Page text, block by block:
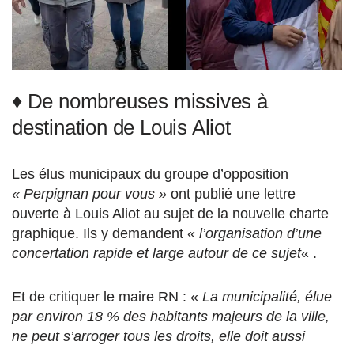
♦ De nombreuses missives à
destination de Louis Aliot
Les élus municipaux du groupe d’opposition
« Perpignan pour vous » ont publié une lettre
ouverte à Louis Aliot au sujet de la nouvelle charte
graphique. Ils y demandent « l’organisation d’une
concertation rapide et large autour de ce sujet« .
Et de critiquer le maire RN : « La municipalité, élue
par environ 18 % des habitants majeurs de la ville,
ne peut s’arroger tous les droits, elle doit aussi